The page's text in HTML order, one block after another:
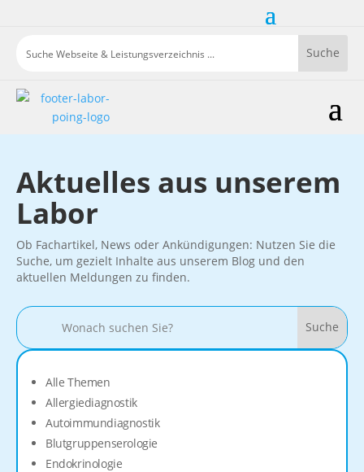
Aktuelles aus unserem
Labor
Ob Fachartikel, News oder Ankündigungen: Nutzen Sie die
Suche, um gezielt Inhalte aus unserem Blog und den
aktuellen Meldungen zu finden.
Alle Themen
Allergiediagnostik
Autoimmundiagnostik
Blutgruppenserologie
Endokrinologie